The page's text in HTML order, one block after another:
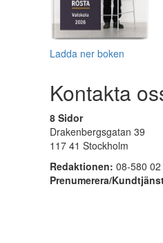
Ladda ner boken
Kontakta
8 Sidor
Drakenbergsgatan 39
117 41 Stockholm
Redaktionen: 08-580
Prenumerera/